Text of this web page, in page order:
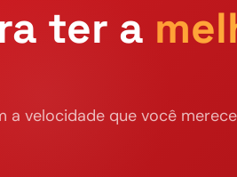
ter a
a velocidade que você